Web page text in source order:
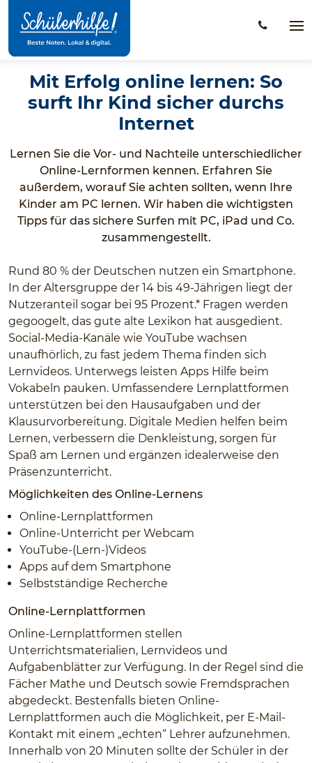
Hauptinhalt
Mit Erfolg online lernen: So
surft Ihr Kind sicher durchs
Internet
Lernen Sie die Vor- und Nachteile unterschiedlicher
Online-Lernformen kennen. Erfahren Sie
außerdem, worauf Sie achten sollten, wenn Ihre
Kinder am PC lernen. Wir haben die wichtigsten
Tipps für das sichere Surfen mit PC, iPad und Co.
zusammengestellt.
Rund 80 % der Deutschen nutzen ein Smartphone.
In der Altersgruppe der 14 bis 49-Jährigen liegt der
Nutzeranteil sogar bei 95 Prozent.* Fragen werden
gegoogelt, das gute alte Lexikon hat ausgedient.
Social-Media-Kanäle wie YouTube wachsen
unaufhörlich, zu fast jedem Thema finden sich
Lernvideos. Unterwegs leisten Apps Hilfe beim
Vokabeln pauken. Umfassendere Lernplattformen
unterstützen bei den Hausaufgaben und der
Klausurvorbereitung. Digitale Medien helfen beim
Lernen, verbessern die Denkleistung, sorgen für
Spaß am Lernen und ergänzen idealerweise den
Präsenzunterricht.
Möglichkeiten des Online-Lernens
Online-Lernplattformen
Online-Unterricht per Webcam
YouTube-(Lern-)Videos
Apps auf dem Smartphone
Selbstständige Recherche
Online-Lernplattformen
Online-Lernplattformen stellen
Unterrichtsmaterialien, Lernvideos und
Aufgabenblätter zur Verfügung. In der Regel sind die
Fächer Mathe und Deutsch sowie Fremdsprachen
abgedeckt. Bestenfalls bieten Online-
Lernplattformen auch die Möglichkeit, per E-Mail-
Kontakt mit einem „echten“ Lehrer aufzunehmen.
Innerhalb von 20 Minuten sollte der Schüler in der